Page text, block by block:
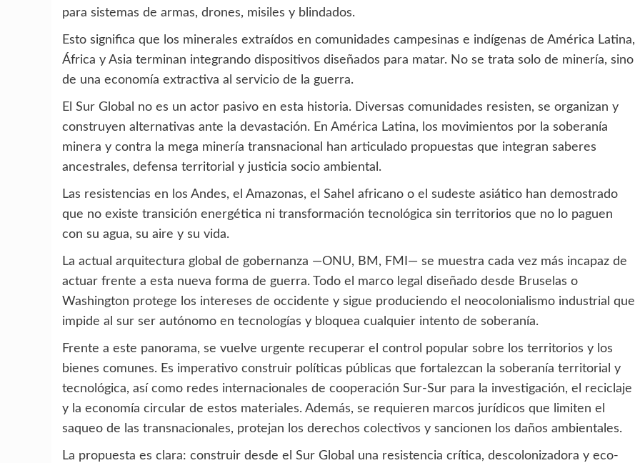
para sistemas de armas, drones, misiles y blindados.
Esto significa que los minerales extraídos en comunidades campesinas e indígenas de América Latina,
África y Asia terminan integrando dispositivos diseñados para matar. No se trata solo de minería, sino
de una economía extractiva al servicio de la guerra.
El Sur Global no es un actor pasivo en esta historia. Diversas comunidades resisten, se organizan y
construyen alternativas ante la devastación. En América Latina, los movimientos por la soberanía
minera y contra la mega minería transnacional han articulado propuestas que integran saberes
ancestrales, defensa territorial y justicia socio ambiental.
Las resistencias en los Andes, el Amazonas, el Sahel africano o el sudeste asiático han demostrado
que no existe transición energética ni transformación tecnológica sin territorios que no lo paguen
con su agua, su aire y su vida.
La actual arquitectura global de gobernanza —ONU, BM, FMI— se muestra cada vez más incapaz de
actuar frente a esta nueva forma de guerra. Todo el marco legal diseñado desde Bruselas o
Washington protege los intereses de occidente y sigue produciendo el neocolonialismo industrial que
impide al sur ser autónomo en tecnologías y bloquea cualquier intento de soberanía.
Frente a este panorama, se vuelve urgente recuperar el control popular sobre los territorios y los
bienes comunes. Es imperativo construir políticas públicas que fortalezcan la soberanía territorial y
tecnológica, así como redes internacionales de cooperación Sur-Sur para la investigación, el reciclaje
y la economía circular de estos materiales. Además, se requieren marcos jurídicos que limiten el
saqueo de las transnacionales, protejan los derechos colectivos y sancionen los daños ambientales.
La propuesta es clara: construir desde el Sur Global una resistencia crítica, descolonizadora y eco-